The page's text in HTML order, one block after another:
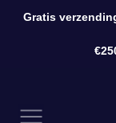
Gratis